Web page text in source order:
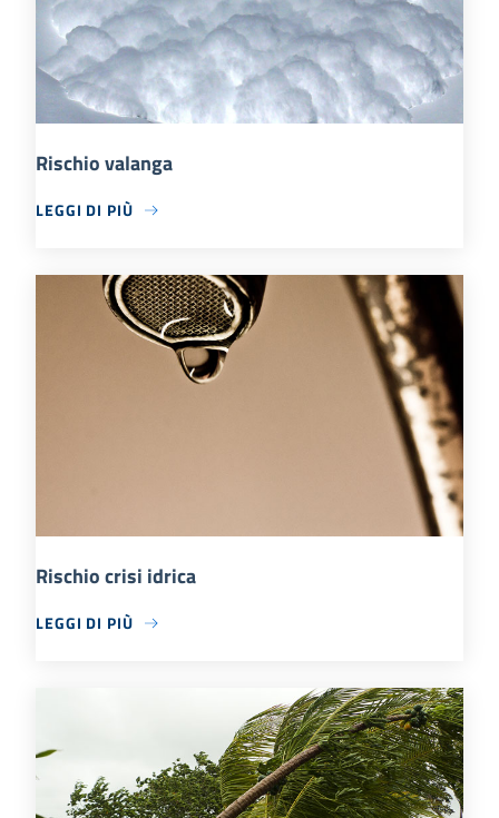
Rischio valanga
LEGGI DI PIÙ
Rischio crisi idrica
LEGGI DI PIÙ